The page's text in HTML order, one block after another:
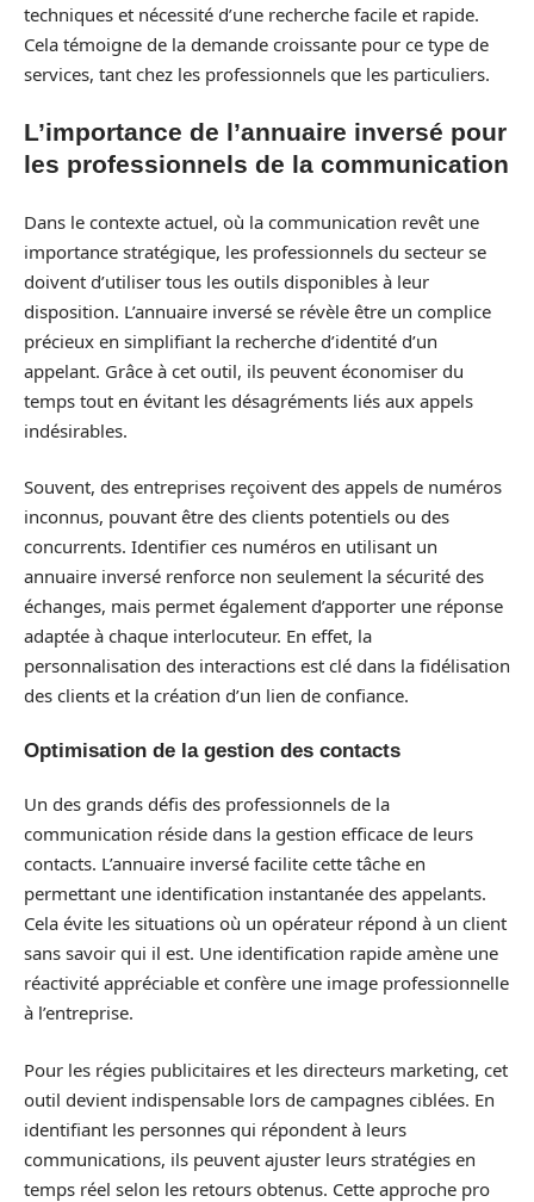
techniques et nécessité d’une recherche facile et rapide.
Cela témoigne de la demande croissante pour ce type de
services, tant chez les professionnels que les particuliers.
L’importance de l’annuaire inversé pour
les professionnels de la communication
Dans le contexte actuel, où la communication revêt une
importance stratégique, les professionnels du secteur se
doivent d’utiliser tous les outils disponibles à leur
disposition. L’annuaire inversé se révèle être un complice
précieux en simplifiant la recherche d’identité d’un
appelant. Grâce à cet outil, ils peuvent économiser du
temps tout en évitant les désagréments liés aux appels
indésirables.
Souvent, des entreprises reçoivent des appels de numéros
inconnus, pouvant être des clients potentiels ou des
concurrents. Identifier ces numéros en utilisant un
annuaire inversé renforce non seulement la sécurité des
échanges, mais permet également d’apporter une réponse
adaptée à chaque interlocuteur. En effet, la
personnalisation des interactions est clé dans la fidélisation
des clients et la création d’un lien de confiance.
Optimisation de la gestion des contacts
Un des grands défis des professionnels de la
communication réside dans la gestion efficace de leurs
contacts. L’annuaire inversé facilite cette tâche en
permettant une identification instantanée des appelants.
Cela évite les situations où un opérateur répond à un client
sans savoir qui il est. Une identification rapide amène une
réactivité appréciable et confère une image professionnelle
à l’entreprise.
Pour les régies publicitaires et les directeurs marketing, cet
outil devient indispensable lors de campagnes ciblées. En
identifiant les personnes qui répondent à leurs
communications, ils peuvent ajuster leurs stratégies en
temps réel selon les retours obtenus. Cette approche pro